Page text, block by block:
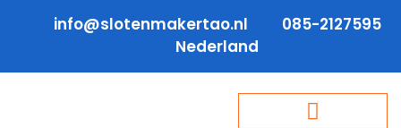
info@slotenmakertao.nl
085-2127595
Nederland